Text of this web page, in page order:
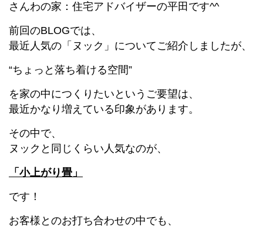
さんわの家：住宅アドバイザーの平田です^^
前回のBLOGでは、
最近人気の「ヌック」についてご紹介しましたが、
“ちょっと落ち着ける空間”
を家の中につくりたいというご要望は、
最近かなり増えている印象があります。
その中で、
ヌックと同じくらい人気なのが、
「小上がり畳」
です！
お客様とのお打ち合わせの中でも、